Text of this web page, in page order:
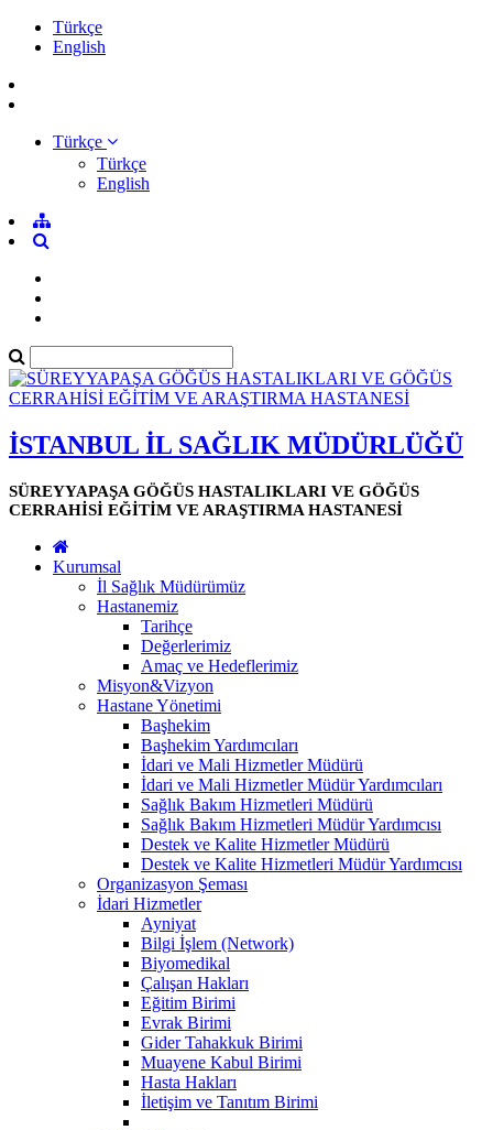
Türkçe
English
Türkçe
Türkçe
English
İSTANBUL İL SAĞLIK MÜDÜRLÜĞÜ
SÜREYYAPAŞA GÖĞÜS HASTALIKLARI VE GÖĞÜS
CERRAHİSİ EĞİTİM VE ARAŞTIRMA HASTANESİ
Kurumsal
İl Sağlık Müdürümüz
Hastanemiz
Tarihçe
Değerlerimiz
Amaç ve Hedeflerimiz
Misyon&Vizyon
Hastane Yönetimi
Başhekim
Başhekim Yardımcıları
İdari ve Mali Hizmetler Müdürü
İdari ve Mali Hizmetler Müdür Yardımcıları
Sağlık Bakım Hizmetleri Müdürü
Sağlık Bakım Hizmetleri Müdür Yardımcısı
Destek ve Kalite Hizmetler Müdürü
Destek ve Kalite Hizmetleri Müdür Yardımcısı
Organizasyon Şeması
İdari Hizmetler
Ayniyat
Bilgi İşlem (Network)
Biyomedikal
Çalışan Hakları
Eğitim Birimi
Evrak Birimi
Gider Tahakkuk Birimi
Muayene Kabul Birimi
Hasta Hakları
İletişim ve Tanıtım Birimi